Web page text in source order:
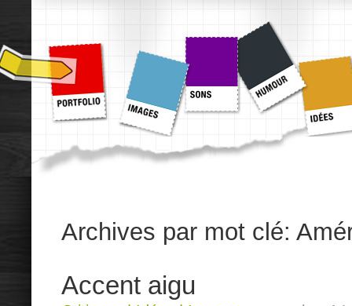
Archives par mot clé:
Accent aigu